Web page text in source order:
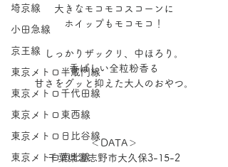
埼京線
小田急線
京王線
東京メトロ半蔵門線
東京メトロ千代田線
東京メトロ東西線
東京メトロ日比谷線
東京メトロ南北線
大きなモコモコスコーンに
ホイップもモコモコ！
しっかりザックリ、中ほろり。
香ばしい全粒粉香る
甘さをグッと抑えた大人のおやつ。
＜DATA＞
千葉県習志野市大久保3-15-2